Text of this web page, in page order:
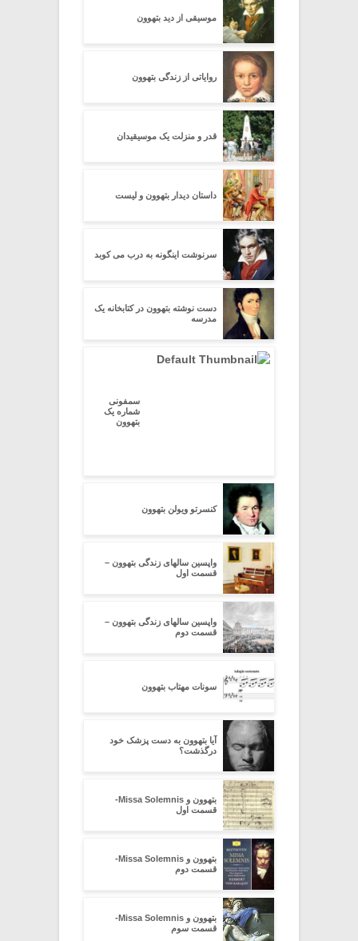
موسیقی از دید بتهوون
روایاتی از زندگی بتهوون
قدر و منزلت یک موسیقیدان
داستان دیدار بتهوون و لیست
سرنوشت اینگونه به درب می کوبد
دست نوشته بتهوون در کتابخانه یک
مدرسه
سمفونی
شماره یک
بتهوون
کنسرتو ویولن بتهوون
واپسین سالهای زندگی بتهوون –
قسمت اول
واپسین سالهای زندگی بتهوون –
قسمت دوم
سونات مهتاب بتهوون
آیا بتهوون به دست پزشک خود
درگذشت؟
بتهوون و Missa Solemnis-
قسمت اول
بتهوون و Missa Solemnis-
قسمت دوم
بتهوون و Missa Solemnis-
قسمت سوم